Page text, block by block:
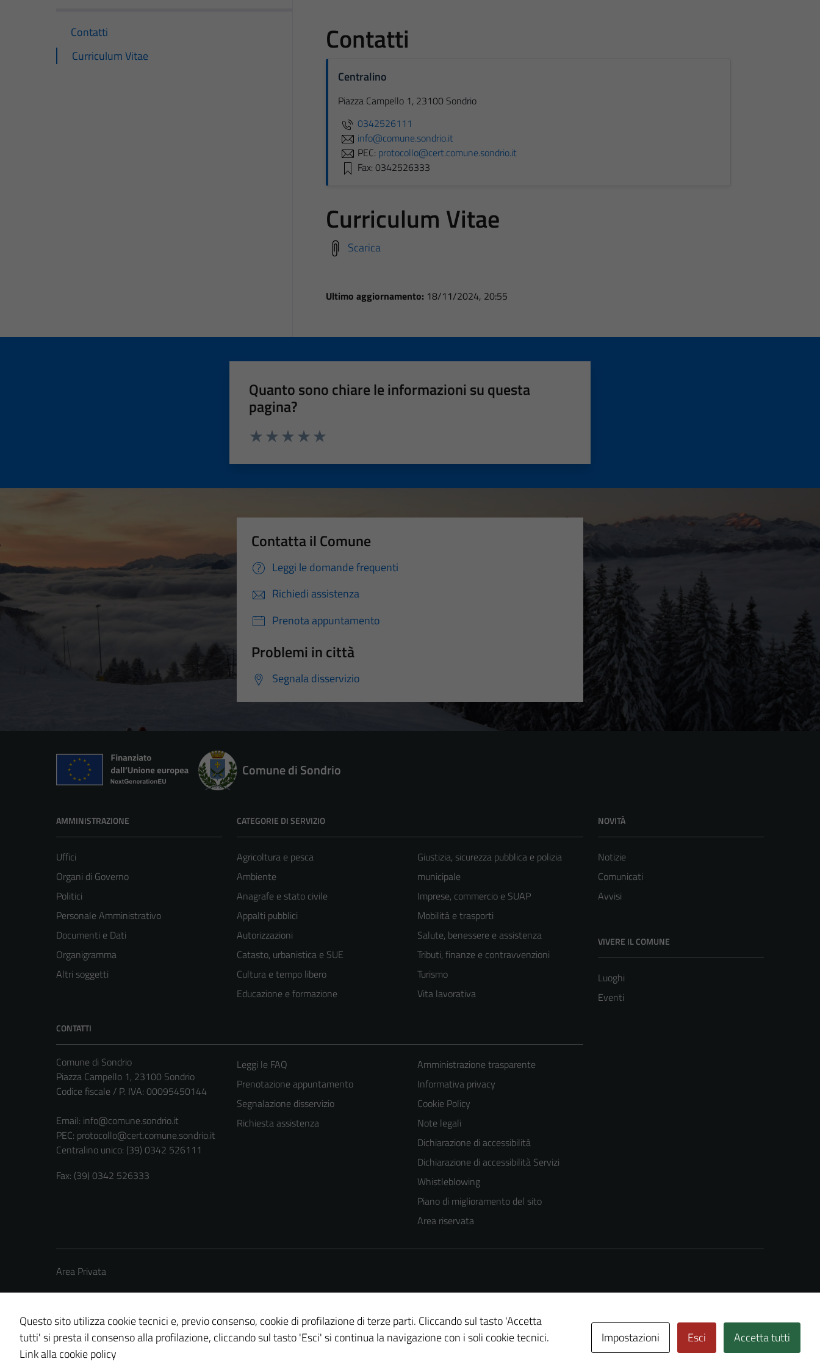
Contatti
Curriculum Vitae
Contatti
Centralino
Piazza Campello 1, 23100 Sondrio
0342526111
info@comune.sondrio.it
PEC: protocollo@cert.comune.sondrio.it
Fax: 0342526333
Curriculum Vitae
Scarica
Ultimo aggiornamento: 18/11/2024, 20:55
Quanto sono chiare le informazioni su questa
pagina?
Contatta il Comune
Leggi le domande frequenti
Richiedi assistenza
Prenota appuntamento
Problemi in città
Segnala disservizio
Comune di Sondrio
AMMINISTRAZIONE
Uffici
Organi di Governo
Politici
Personale Amministrativo
Documenti e Dati
Organigramma
Altri soggetti
CATEGORIE DI SERVIZIO
Agricoltura e pesca
Ambiente
Anagrafe e stato civile
Appalti pubblici
Autorizzazioni
Catasto, urbanistica e SUE
Cultura e tempo libero
Educazione e formazione
Giustizia, sicurezza pubblica e polizia
municipale
Imprese, commercio e SUAP
Mobilità e trasporti
Salute, benessere e assistenza
Tributi, finanze e contravvenzioni
Turismo
Vita lavorativa
NOVITÀ
Notizie
Comunicati
Avvisi
VIVERE IL COMUNE
Luoghi
Eventi
CONTATTI
Comune di Sondrio
Piazza Campello 1, 23100 Sondrio
Codice fiscale / P. IVA: 00095450144
Email: info@comune.sondrio.it
PEC: protocollo@cert.comune.sondrio.it
Centralino unico: (39) 0342 526111
Fax: (39) 0342 526333
Leggi le FAQ
Prenotazione appuntamento
Segnalazione disservizio
Richiesta assistenza
Amministrazione trasparente
Informativa privacy
Cookie Policy
Note legali
Dichiarazione di accessibilità
Dichiarazione di accessibilità Servizi
Whistleblowing
Piano di miglioramento del sito
Area riservata
Area Privata
Credits: © Technical Design s.r.l.
Questo sito utilizza cookie tecnici e, previo consenso, cookie di profilazione di terze parti. Cliccando sul tasto 'Accetta
tutti' si presta il consenso alla profilazione, cliccando sul tasto 'Esci' si continua la navigazione con i soli cookie tecnici.
Link alla cookie policy
Impostazioni Esci Accetta tutti